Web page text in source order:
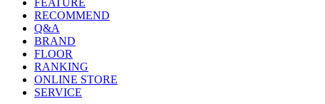
RECOMMEND
Q&A
BRAND
FLOOR
RANKING
ONLINE STORE
SERVICE